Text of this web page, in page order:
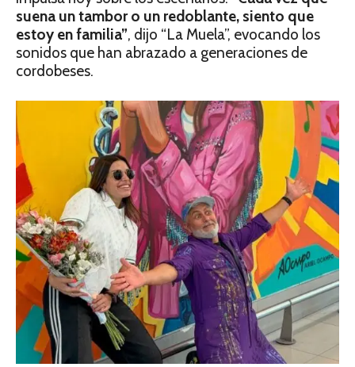
suena un tambor o un redoblante, siento que
estoy en familia”, dijo “La Muela”, evocando los
sonidos que han abrazado a generaciones de
cordobeses.